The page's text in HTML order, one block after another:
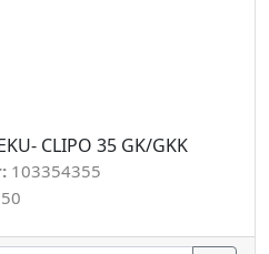
CLIPO 35 GK/GKK
103354355